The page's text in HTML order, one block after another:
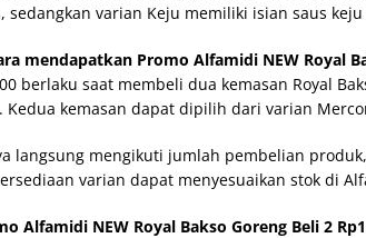
sedangkan varian Keju memiliki isian saus
mendapatkan Promo Alfamidi NEW Royal
berlaku saat membeli dua kemasan Royal
Kedua kemasan dapat dipilih dari varian
langsung mengikuti jumlah pembelian
varian dapat menyesuaikan stok di
Alfamidi NEW Royal Bakso Goreng Beli 2